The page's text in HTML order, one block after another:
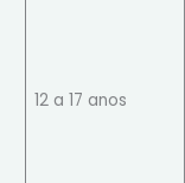
12 a 17 anos